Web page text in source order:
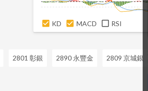
KD MACD RSI
2801 彰銀 2890 永豐金 2809 京城銀